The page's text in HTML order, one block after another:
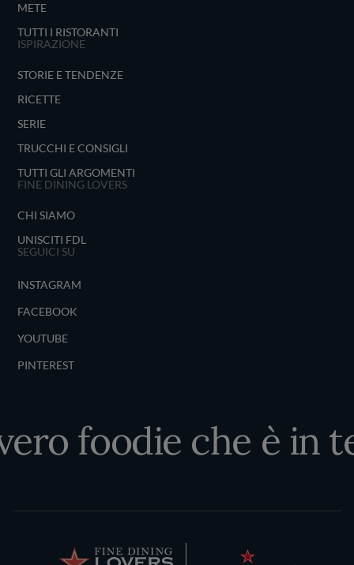
METE
TUTTI I RISTORANTI
ISPIRAZIONE
STORIE E TENDENZE
RICETTE
SERIE
TRUCCHI E CONSIGLI
TUTTI GLI ARGOMENTI
FINE DINING LOVERS
CHI SIAMO
UNISCITI FDL
SEGUICI SU
INSTAGRAM
FACEBOOK
YOUTUBE
PINTEREST
foodie che è in